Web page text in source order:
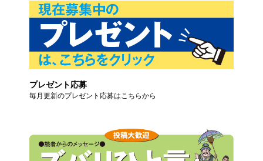
プレゼント応募
毎月更新のプレゼント応募はこちらから